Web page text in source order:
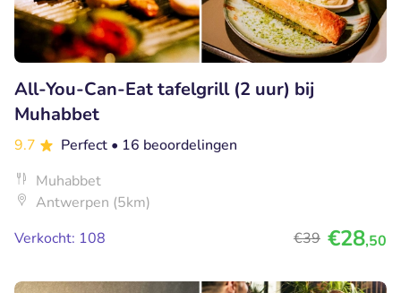
All-You-Can-Eat tafelgrill (2 uur) bij
Muhabbet
9.7 Perfect • 16 beoordelingen
Muhabbet
Antwerpen (5km)
Verkocht: 108
€39 €28,50